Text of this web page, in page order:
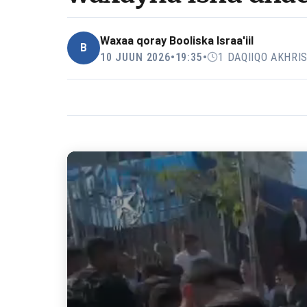
B
Waxaa qoray Booliska Israa'iil
10 JUUN 2026•19:35• 1 DAQIIQO AKHRIS